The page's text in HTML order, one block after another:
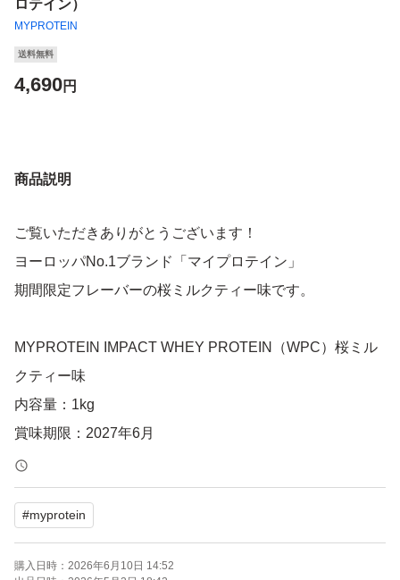
ロテイン）
MYPROTEIN
送料無料
4,690円
商品説明
ご覧いただきありがとうございます！
ヨーロッパNo.1ブランド「マイプロテイン」
期間限定フレーバーの桜ミルクティー味です。
MYPROTEIN IMPACT WHEY PROTEIN（WPC）桜ミル
クティー味
内容量：1kg
賞味期限：2027年6月
定価：7,975円→4,790円
新品・未開封
連絡事項
・購入通知確認後24時間以内を目安に発送いたします。
#myprotein
購入日時： 2026年6月10日 14:52